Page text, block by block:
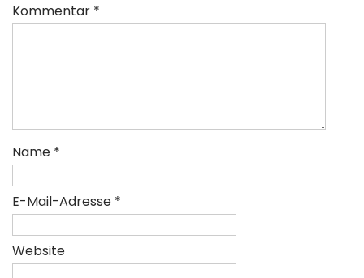
Kommentar *
Name *
E-Mail-Adresse *
Website